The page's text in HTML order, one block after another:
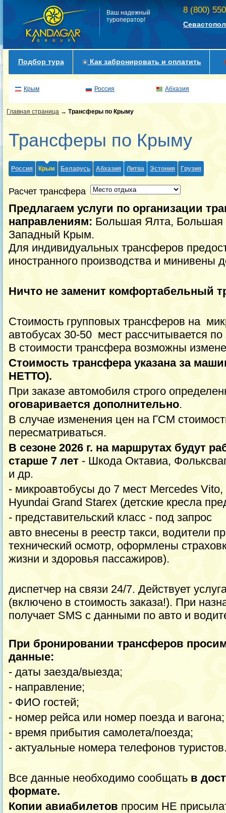
Ваш надежный
туроператор!
8 (800)
Подбор тура Как забронировать и оплатить
Крым Россия Абхазия
Главная страница → Трансферы по Крыму
Трансферы по Крыму
Россия Крым Беларусь Абхазия Литва Эстония Грузия
Расчет трансфера
Предлагаем услуги по организации
направлениям: Большая Ялта,
Западный Крым.
Для индивидуальных трансферов
иностранного производства и минивены
Ничто не заменит комфортабельный
Стоимость групповых трансферов на
автобусах 30-50 мест рассчитывается
В стоимости трансфера возможны
Стоимость трансфера указана за
НЕТТО).
При заказе автомобиля строго
оговаривается дополнительно.
В случае изменения цен на ГСМ
пересматриваться.
В сезоне 2026 г. на маршрутах будут
старше 7 лет - Шкода Октавиа,
и др.
- микроавтобусы до 7 мест Mercedes
Hyundai Grand Starex (детские кресла
- представительский класс - под запрос
авто внесены в реестр такси, водители
технический осмотр, оформлены
жизни и здоровья пассажиров).
диспетчер на связи 24/7. Действует
(включено в стоимость заказа!). При
получает SMS c данными по авто и
При бронировании трансферов
данные:
- даты заезда/выезда;
- направление;
- ФИО гостей;
- номер рейса или номер поезда и вагона;
- время прибытия самолета/поезда;
- актуальные номера телефонов
Все данные необходимо сообщать в
формате.
Копии авиабилетов просим НЕ